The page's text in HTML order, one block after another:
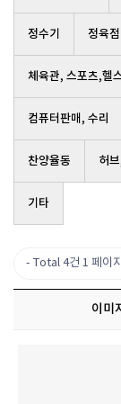
정수기 정육점
체육관, 스포츠,헬
컴퓨터판매, 수리
찬양율동 허
기타
Total 4건 1 페이지
이미